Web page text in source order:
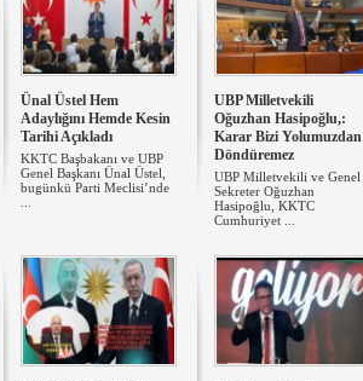
Ünal Üstel Hem
Adaylığını Hemde Kesin
Tarihi Açıkladı
KKTC Başbakanı ve UBP
Genel Başkanı Ünal Üstel,
bugünkü Parti Meclisi’nde
UBP Milletvekili
Oğuzhan Hasipoğlu,:
Karar Bizi Yolumuzdan
Döndüremez
UBP Milletvekili ve Genel
Sekreter Oğuzhan
Hasipoğlu, KKTC
Cumhuriyet ...